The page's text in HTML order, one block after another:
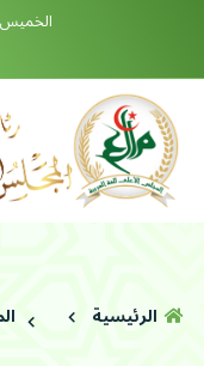
الخميس 06 أوت 2026 -
الرئيسية